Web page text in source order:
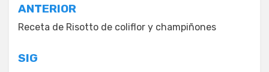
Navegación
de
entradas
ANTERIOR
Receta de Risotto de coliflor y champiñones
SIG